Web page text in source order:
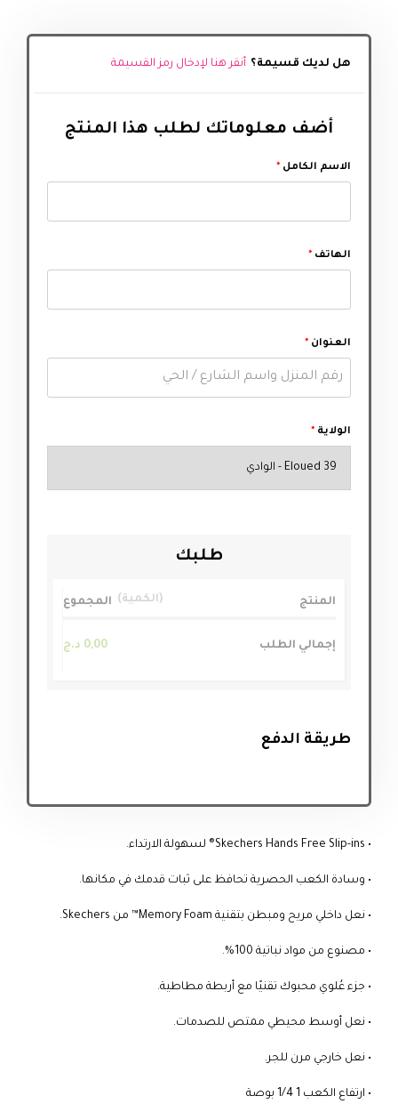
هل لديك قسيمة؟ أنقر هنا لإدخال رمز القسيمة
أضف معلوماتك لطلب هذا المنتج‬
الاسم الكامل *
الهاتف *
العنوان *
الولاية *
طلبك
المنتج الكمية المجموع
إجمالي الطلب 0,00 د.ج
طريقة الدفع
• Skechers Hands Free Slip-ins® لسهولة الارتداء.
• وسادة الكعب الحصرية تحافظ على ثبات قدمك في مكانها.
• نعل داخلي مريح ومبطن بتقنية Memory Foam™ من Skechers.
• مصنوع من مواد نباتية 100%.
• جزء عُلوي محبوك تقنيًا مع أربطة مطاطية.
• نعل أوسط محيطي ممتص للصدمات.
• نعل خارجي مرن للجر.
• ارتفاع الكعب 1 1/4 بوصة